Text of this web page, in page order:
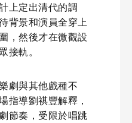
上定出清代的調
背景和演員全穿上
，然後才在微觀設
接軌。
劇與其他戲種不
指導劉祺豐解釋，
節奏，受限於唱跳